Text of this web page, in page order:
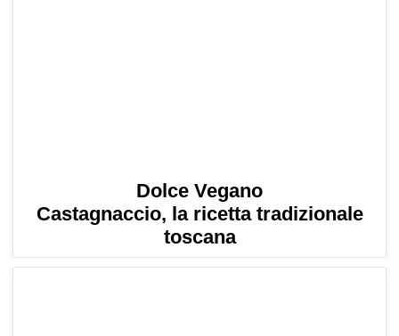
Dolce Vegano
Castagnaccio, la ricetta tradizionale
toscana